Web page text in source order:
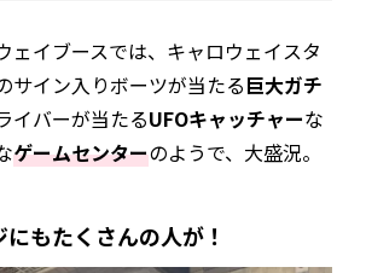
ェイブースでは、キャロウェイスタ
サイン入りボーツが当たる巨大ガチ
イバーが当たるUFOキャッチャーな
ゲームセンターのようで、大盛況。
もたくさんの人が！